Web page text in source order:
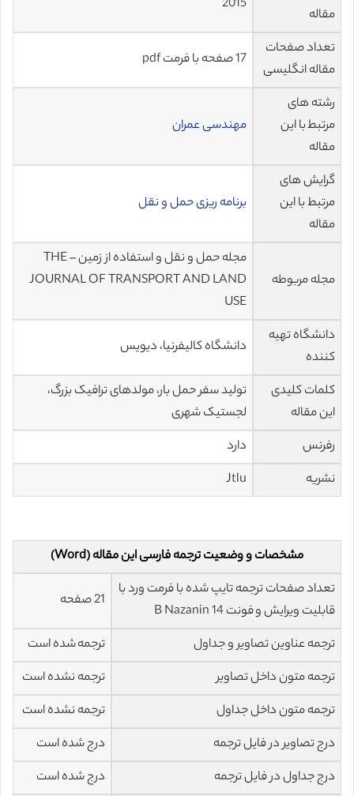
مقاله
2015
تعداد صفحات
مقاله انگلیسی
17 صفحه با فرمت pdf
رشته های
مرتبط با این
مقاله
مهندسی عمران
گرایش های
مرتبط با این
مقاله
برنامه ریزی حمل و نقل
مجله مربوطه
مجله حمل و نقل و استفاده از زمین – THE
JOURNAL OF TRANSPORT AND LAND
USE
دانشگاه تهیه
کننده
دانشگاه کالیفرنیا، دیویس
کلمات کلیدی
این مقاله
تولید سفر حمل بار، مولدهای ترافیک بزرگ،
لجستیک شهری
رفرنس
دارد
نشریه
Jtlu
مشخصات و وضعیت ترجمه فارسی این مقاله (Word)
تعداد صفحات ترجمه تایپ شده با فرمت ورد با
قابلیت ویرایش و فونت 14 B Nazanin
21 صفحه
ترجمه عناوین تصاویر و جداول
ترجمه شده است
ترجمه متون داخل تصاویر
ترجمه نشده است
ترجمه متون داخل جداول
ترجمه نشده است
درج تصاویر در فایل ترجمه
درج شده است
درج جداول در فایل ترجمه
درج شده است